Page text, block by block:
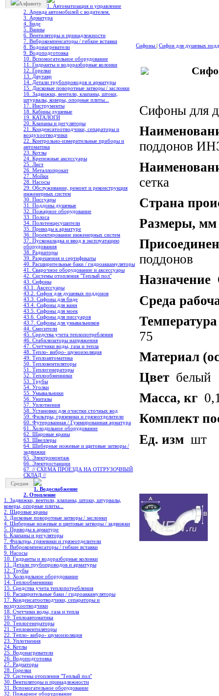
Алфавиту
1. Автоматизация и управление
2. Аренда автомобилей с водителем.
3. Арматура
4. Биде
5. Ванны
6. Вентиляторы и принадлежности
7. Виброкомпенсаторы / гибкие вставки
8. Водонагреватели
9. Водоподготовка
10. Вспомогательное оборудование
11. Гидранты и водоразборные колонки
12. Горелки
13. Двутавр
14. Детали трубопроводов и арматуры
15. Дисковые поворотные затворы / заслонки
16. Задвижки, вентили, клапаны, штоки,
штурвалы, коверы, опорные плиты...
17. Инструменты
18. Кабины душевые
19. КАТАЛОГИ
20. Клапаны и регуляторы
21. Конденсатоотводчики, сепараторы и
воздухоотводчики
22. Контрольно-измерительные приборы и
автоматика
23. Котлы
24. Крепежные аксессуары
25. Лист
26. Металлопрокат
27. Мойки
28. Насосы
29. Обслуживание, ремонт и реконструкция
инженерных систем
30. Писсуары
31. Поддоны душевые
32. Пожарное оборудование
33. Полоса
34. Полотенцесушители
35. Приводы к арматуре
36. Проектирование инженерных систем
37. Пусконаладка и ввод в эксплуатацию
оборудования
38. Радиаторы
39. Разрешения и сертификаты
40. Расширительные баки / гидроаккамуляторы
41. Сварочное оборудование и аксессуары
42. Системы отопления "Теплый пол"
43. Сифоны
43.1. Аксессуары
43.2. Сифон для душевых поддонов
43.3. Сифоны для биде
43.4. Сифоны для ванн
43.5. Сифоны для моек
43.6. Сифоны для писсуаров
43.7. Сифоны для умывальников
44. Смесители
45. Средства учета теплопотребления
46. Стабилизаторы напряжения
47. Счетчики воды, газа и тепла
48. Тепло- вибро- шумоизоляция
49. Теплоавтоматика
50. Тепловентиляторы
51. Теплогенераторы
52. Теплообменники
53. Трубы
54. Уголки
55. Умывальники
56. Унитазы
57. Уплотнения
58. Установки для очистки сточных вод
59. Фильтры, грязевики и грязеотделители
60. Футерованная / Гуммированная арматура
61. Холодильное oборудование
62. Шаровые краны
63. Швеллеры
64. Шиберные ножевые и щитовые затворы /
задвижки
65. Электромонтаж
66. Электростанции
67. // СХЕМА ПРОЕЗДА НА ОТГРУЗОЧНЫЙ
СКЛАД //
Средам
1. Водоснабжение
2. Отопление
1. Задвижки, вентили, клапаны, штоки, штурвалы,
коверы, опорные плиты...
2. Шаровые краны
3. Дисковые поворотные затворы / заслонки
4. Шиберные ножевые и щитовые затворы / задвижки
5. Приводы к арматуре
6. Клапаны и регуляторы
7. Фильтры, грязевики и грязеотделители
8. Виброкомпенсаторы / гибкие вставки
9. Насосы
10. Гидранты и водоразборные колонки
11. Детали трубопроводов и арматуры
12. Трубы
13. Холодильное oборудование
14. Теплообменники
15. Средства учета теплопотребления
16. Расширительные баки / гидроаккамуляторы
17. Конденсатоотводчики, сепараторы и
воздухоотводчики
18. Счетчики воды, газа и тепла
19. Теплоавтоматика
20. Теплогенераторы
21. Тепловентиляторы
22. Тепло- вибро- шумоизоляция
23. Уплотнения
24. Котлы
25. Водонагреватели
26. Водоподготовка
27. Радиаторы
28. Горелки
29. Системы отопления "Теплый пол"
30. Вентиляторы и принадлежности
31. Вспомогательное оборудование
32. Пожарное оборудование
Сифоны | Сифон для душевых
Сифоны для
поддонов
сетка
Страна
Размеры, мм
поддонов
Назначение
Среда
75
Материал
Цвет белый
Масса, кг
Комплект
Ед. изм шт